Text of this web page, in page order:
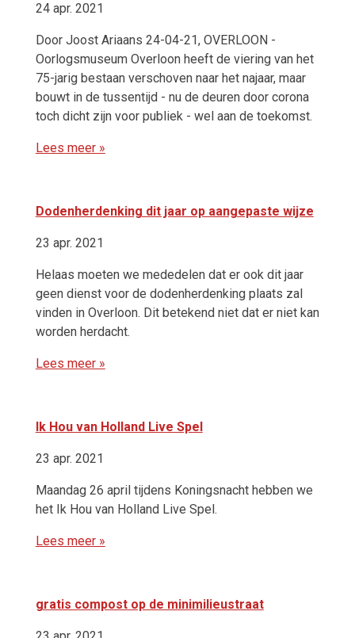
24 apr. 2021
Door Joost Ariaans 24-04-21, OVERLOON -
Oorlogsmuseum Overloon heeft de viering van het
75-jarig bestaan verschoven naar het najaar, maar
bouwt in de tussentijd - nu de deuren door corona
toch dicht zijn voor publiek - wel aan de toekomst.
Lees meer »
Dodenherdenking dit jaar op aangepaste wijze
23 apr. 2021
Helaas moeten we mededelen dat er ook dit jaar
geen dienst voor de dodenherdenking plaats zal
vinden in Overloon. Dit betekend niet dat er niet kan
worden herdacht.
Lees meer »
Ik Hou van Holland Live Spel
23 apr. 2021
Maandag 26 april tijdens Koningsnacht hebben we
het Ik Hou van Holland Live Spel.
Lees meer »
gratis compost op de minimilieustraat